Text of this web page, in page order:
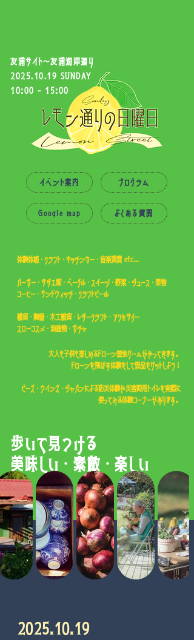
​友浦サイト〜友浦海岸通り
2025.10.19 SUNDAY
10:00 - 15:00
イベント案内 プログラム
Google map よくある質問
体験体感・クラフト・キッチンカー・音楽演奏 etc...
バーガー・サザエ飯・ベーグル・スイーツ・野菜・ジュース・ 果物
コーヒー・サンドウィッチ・クラフトビール
​雑貨・陶器・木工雑貨・ レザークラフト・アクセサリー
スローコスメ・海産物・ガチャ
大人も子供も楽しめるドローン着地ゲームがやってきます。
ドローンを飛ばす体験をして景品をゲットしよう！
​ビーズ・ウインズ・ジャパンによる防災体験や災害時用トイレを実際に
使ってみる体験コーナーがあります。
歩いて見つける​
美味しい・素敵・楽しい
2025.10.19